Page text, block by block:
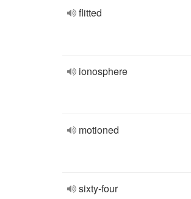
flitted
ionosphere
motioned
sixty-four